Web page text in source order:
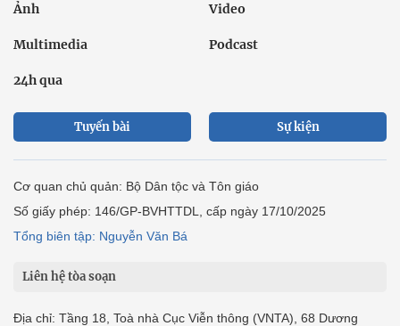
Ảnh Video
Multimedia Podcast
24h qua
Tuyến bài Sự kiện
Cơ quan chủ quản: Bộ Dân tộc và Tôn giáo
Số giấy phép: 146/GP-BVHTTDL, cấp ngày 17/10/2025
Tổng biên tập: Nguyễn Văn Bá
Liên hệ tòa soạn
Địa chỉ: Tầng 18, Toà nhà Cục Viễn thông (VNTA), 68 Dương